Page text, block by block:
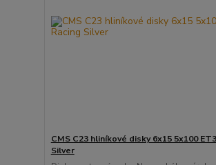
CMS C23 hliníkové disky 6x15 5x100
Silver